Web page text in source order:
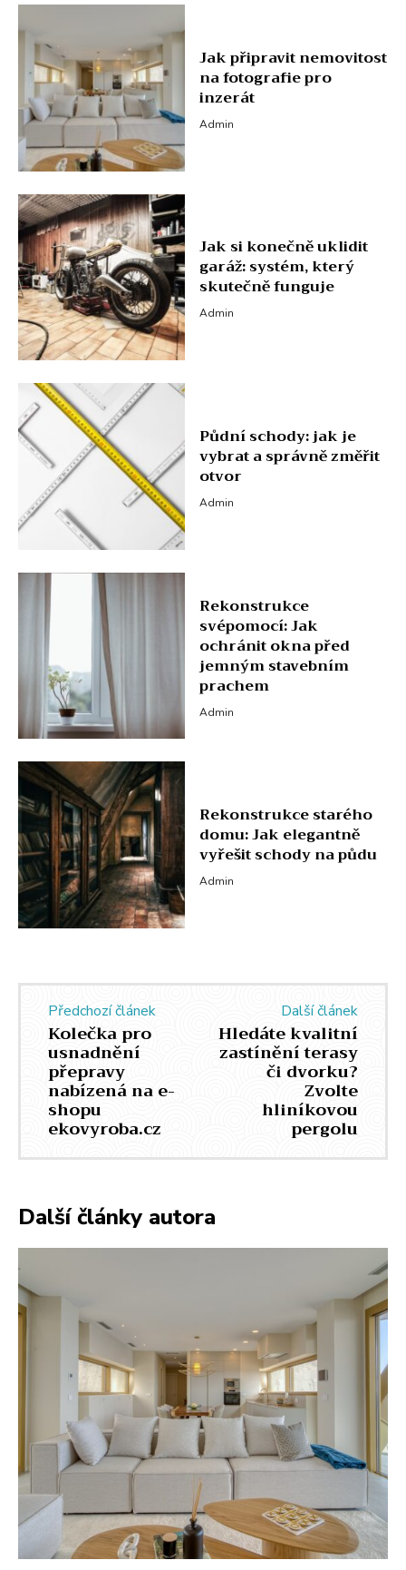
Jak připravit nemovitost
na fotografie pro
inzerát
Admin
Jak si konečně uklidit
garáž: systém, který
skutečně funguje
Admin
Půdní schody: jak je
vybrat a správně změřit
otvor
Admin
Rekonstrukce
svépomocí: Jak
ochránit okna před
jemným stavebním
prachem
Admin
Rekonstrukce starého
domu: Jak elegantně
vyřešit schody na půdu
Admin
Předchozí článek
Kolečka pro
usnadnění
přepravy
nabízená na e-
shopu
ekovyroba.cz
Další článek
Hledáte kvalitní
zastínění terasy
či dvorku?
Zvolte
hliníkovou
pergolu
Další články autora